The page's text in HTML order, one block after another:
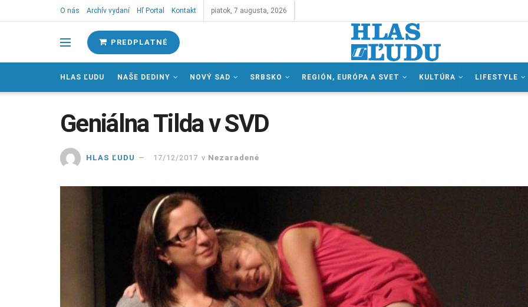
O nás Archív vydaní Hľ Portal Kontakt piatok, 7 augusta, 2026
PREDPLATNÉ
HLAS ĽUDU NAŠE DEDINY NOVÝ SAD SRBSKO REGIÓN, EURÓPA A SVET KULTÚRA LIFESTYLE
Geniálna Tilda v SVD
HLAS ĽUDU 17/12/2017 v Nezaradené